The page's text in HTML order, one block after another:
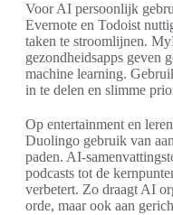
Voor AI persoonlijk
Evernote en Todoist
taken te stroomlijnen.
gezondheidsapps geven
machine learning.
in te delen en slimme
Op entertainment en
Duolingo gebruik van
paden. AI-
podcasts tot de
verbetert. Zo draagt AI
orde, maar ook aan